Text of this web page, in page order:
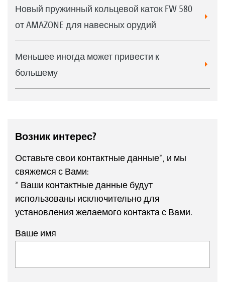
Передний ножевой каток диаметром 330 мм
Новый пружинный кольцевой каток FW 580
от AMAZONE для навесных орудий
Меньшее иногда может привести к
большему
Возник интерес?
Оставьте свои контактные данные*, и мы
свяжемся с Вами:
* Ваши контактные данные будут
использованы исключительно для
установления желаемого контакта с Вами.
Ваше имя